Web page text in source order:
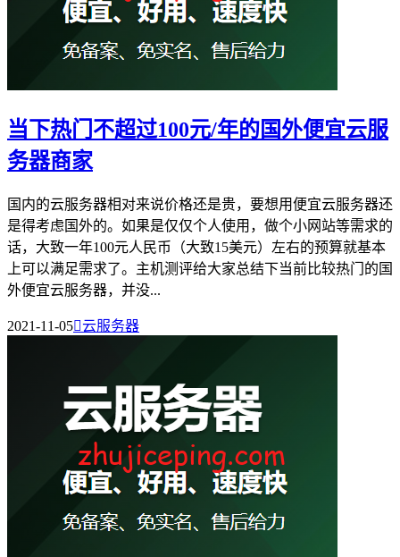
当下热门不超过100元/年的国外便宜云服
务器商家
国内的云服务器相对来说价格还是贵，要想用便宜云服务器还
是得考虑国外的。如果是仅仅个人使用，做个小网站等需求的
话，大致一年100元人民币（大致15美元）左右的预算就基本
上可以满足需求了。主机测评给大家总结下当前比较热门的国
外便宜云服务器，并没...
2021-11-05云服务器